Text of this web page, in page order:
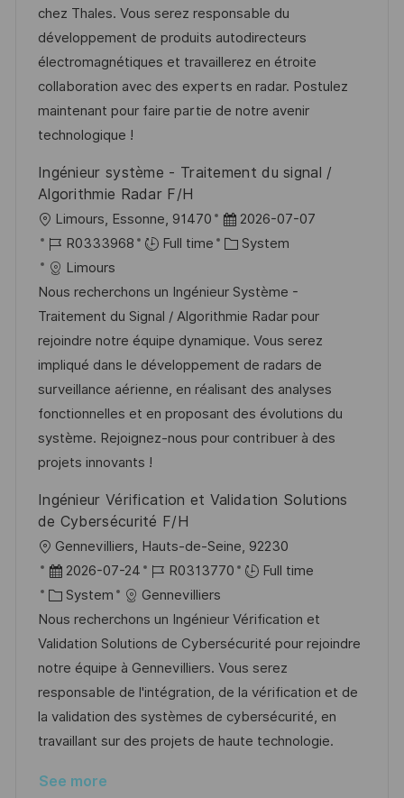
i
o
n
d
D
a
t
e
d
g
o
r
y
chez Thales. Vous serez responsable du
développement de produits autodirecteurs
électromagnétiques et travaillerez en étroite
collaboration avec des experts en radar. Postulez
maintenant pour faire partie de notre avenir
technologique !
Ingénieur système - Traitement du signal /
Algorithmie Radar F/H
L
o
c
a
t
i
o
n
Limours, Essonne, 91470
P
o
t
e
d
D
a
t
e
2026-07-07
J
o
b
I
d
R0333968 Full time
C
t
e
g
o
r
y
System
Limours
Nous recherchons un Ingénieur Système -
Traitement du Signal / Algorithmie Radar pour
rejoindre notre équipe dynamique. Vous serez
impliqué dans le développement de radars de
surveillance aérienne, en réalisant des analyses
fonctionnelles et en proposant des évolutions du
système. Rejoignez-nous pour contribuer à des
projets innovants !
Ingénieur Vérification et Validation Solutions
de Cybersécurité F/H
L
o
c
a
t
i
o
n
Gennevilliers, Hauts-de-Seine, 92230
P
o
s
t
e
d
D
a
e
2026-07-24
J
o
b
I
d
R0313770
Full time
C
a
t
e
g
o
r
System
Gennevilliers
Nous recherchons un Ingénieur Vérification et
Validation Solutions de Cybersécurité pour rejoindre
notre équipe à Gennevilliers. Vous serez
responsable de l'intégration, de la vérification et de
la validation des systèmes de cybersécurité, en
travaillant sur des projets de haute technologie.
See more